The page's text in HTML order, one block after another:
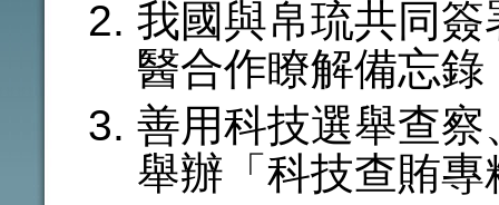
我國與帛琉共同
醫合作瞭解備忘錄
善用科技選舉查
舉辦「科技查賄專